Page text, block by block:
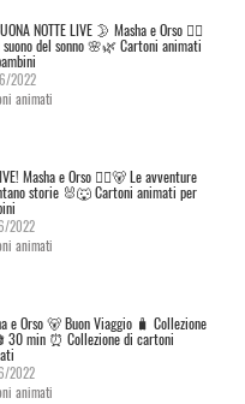
NOTTE LIVE 🌛 Masha e Orso 👱‍♀️
del sonno 🌸🌿 Cartoni animati
2022
animati
Masha e Orso 👱‍♀️🐻 Le avventure
storie 🐰🐺 Cartoni animati per
2022
animati
e Orso 🐻 Buon Viaggio 🧳 Сollezione
30 min ⏰ Collezione di cartoni
2022
animati